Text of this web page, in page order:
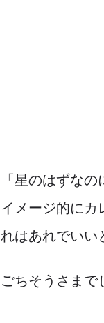
「星のはずな
イメージ的に
れはあれでいい
ごちそうさまで